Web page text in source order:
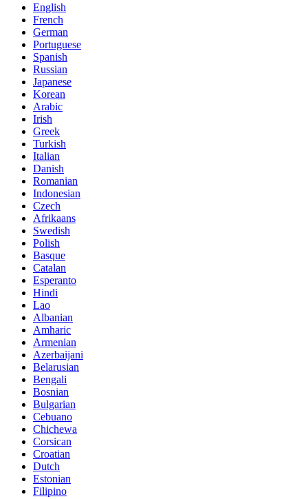
English
French
German
Portuguese
Spanish
Russian
Japanese
Korean
Arabic
Irish
Greek
Turkish
Italian
Danish
Romanian
Indonesian
Czech
Afrikaans
Swedish
Polish
Basque
Catalan
Esperanto
Hindi
Lao
Albanian
Amharic
Armenian
Azerbaijani
Belarusian
Bengali
Bosnian
Bulgarian
Cebuano
Chichewa
Corsican
Croatian
Dutch
Estonian
Filipino